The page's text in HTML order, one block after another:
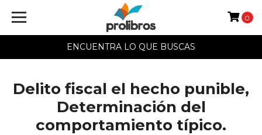
ENCUENTRA LO QUE BUSCAS
0
Delito fiscal el hecho punible,
Determinación del
comportamiento típico.